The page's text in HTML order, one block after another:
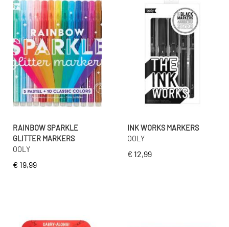
RAINBOW SPARKLE
GLITTER MARKERS
OOLY
€ 19,99
INK WORKS MARKERS
OOLY
€ 12,99